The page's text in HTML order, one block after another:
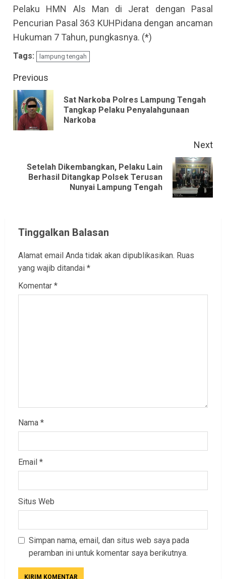
Pelaku HMN Als Man di Jerat dengan Pasal
Pencurian Pasal 363 KUHPidana dengan ancaman
Hukuman 7 Tahun, pungkasnya. (*)
Tags: lampung tengah
Continue
Reading
Previous
Sat Narkoba Polres Lampung Tengah
Tangkap Pelaku Penyalahgunaan
Narkoba
Next
Next
Setelah Dikembangkan, Pelaku Lain
Berhasil Ditangkap Polsek Terusan
Nunyai Lampung Tengah
Tinggalkan Balasan
Alamat email Anda tidak akan dipublikasikan. Ruas
yang wajib ditandai *
Komentar *
Nama *
Email *
Situs Web
Simpan nama, email, dan situs web saya pada
peramban ini untuk komentar saya berikutnya.